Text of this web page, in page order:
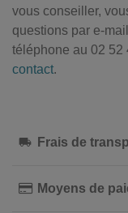
vous conseiller,
questions par e-
téléphone au 02 52
contact.
Frais de
Moyens de